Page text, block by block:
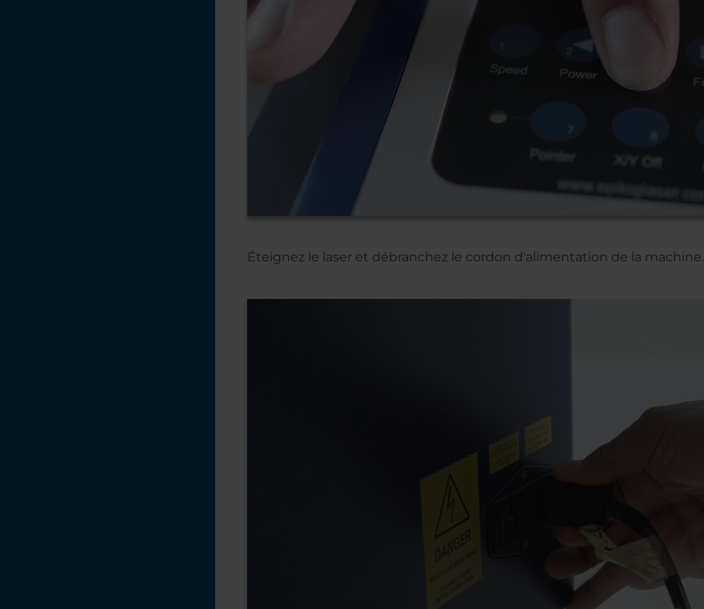
Éteignez le laser et débranchez le cordon d'alimentation de la machine.